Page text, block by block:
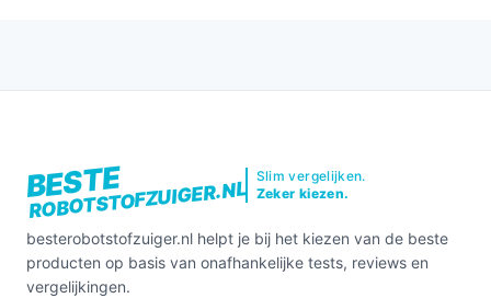
BESTE
ROBOTSTOFZUIGER.NL
Slim vergelijken.
Zeker kiezen.
besterobotstofzuiger.nl helpt je bij het kiezen van de beste
producten op basis van onafhankelijke tests, reviews en
vergelijkingen.